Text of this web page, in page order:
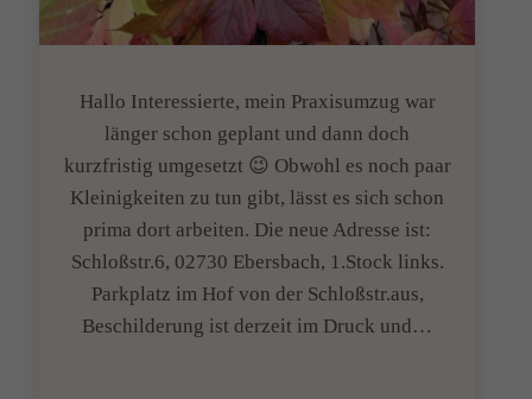
Hallo Interessierte, mein Praxisumzug war
länger schon geplant und dann doch
kurzfristig umgesetzt 😉 Obwohl es noch paar
Kleinigkeiten zu tun gibt, lässt es sich schon
prima dort arbeiten. Die neue Adresse ist:
Schloßstr.6, 02730 Ebersbach, 1.Stock links.
Parkplatz im Hof von der Schloßstr.aus,
Beschilderung ist derzeit im Druck und…